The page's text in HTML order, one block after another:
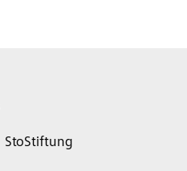
StoStiftung